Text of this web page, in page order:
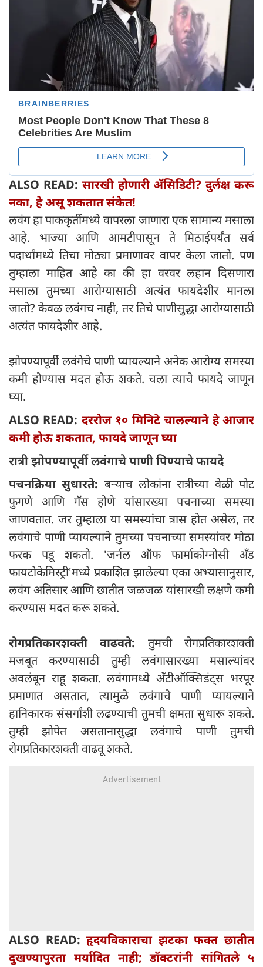
ALSO READ: सारखी होणारी अ‍ॅसिडिटी? दुर्लक्ष करू
नका, हे असू शकतात संकेत!
लवंग हा पाककृतींमध्ये वापरला जाणारा एक सामान्य मसाला
आहे. भाज्या आणि आमटीपासून ते मिठाईपर्यंत सर्व
पदार्थांमध्ये तिचा मोठ्या प्रमाणावर वापर केला जातो. पण
तुम्हाला माहित आहे का की हा वरवर लहान दिसणारा
मसाला तुमच्या आरोग्यासाठी अत्यंत फायदेशीर मानला
जातो? केवळ लवंगच नाही, तर तिचे पाणीसुद्धा आरोग्यासाठी
अत्यंत फायदेशीर आहे.
झोपण्यापूर्वी लवंगेचे पाणी प्यायल्याने अनेक आरोग्य समस्या
कमी होण्यास मदत होऊ शकते. चला त्याचे फायदे जाणून
घ्या.
ALSO READ: दररोज १० मिनिटे चालल्याने हे आजार
कमी होऊ शकतात, फायदे जाणून घ्या
रात्री झोपण्यापूर्वी लवंगाचे पाणी पिण्याचे फायदे
पचनक्रिया सुधारते: बऱ्याच लोकांना रात्रीच्या वेळी पोट
फुगणे आणि गॅस होणे यांसारख्या पचनाच्या समस्या
जाणवतात. जर तुम्हाला या समस्यांचा त्रास होत असेल, तर
लवंगाचे पाणी प्यायल्याने तुमच्या पचनाच्या समस्यांवर मोठा
फरक पडू शकतो. 'जर्नल ऑफ फार्माकोग्नोसी अँड
फायटोकेमिस्ट्री'मध्ये प्रकाशित झालेल्या एका अभ्यासानुसार,
लवंग अतिसार आणि छातीत जळजळ यांसारखी लक्षणे कमी
करण्यास मदत करू शकते.
रोगप्रतिकारशक्ती वाढवते: तुमची रोगप्रतिकारशक्ती
मजबूत करण्यासाठी तुम्ही लवंगासारख्या मसाल्यांवर
अवलंबून राहू शकता. लवंगामध्ये अँटीऑक्सिडंट्स भरपूर
प्रमाणात असतात, त्यामुळे लवंगाचे पाणी प्यायल्याने
हानिकारक संसर्गांशी लढण्याची तुमची क्षमता सुधारू शकते.
तुम्ही झोपेत असतानासुद्धा लवंगाचे पाणी तुमची
रोगप्रतिकारशक्ती वाढवू शकते.
ALSO READ:हृदयविकाराचा झटका फक्त छातीत
दुखण्यापुरता मर्यादित नाही; डॉक्टरांनी सांगितले ५